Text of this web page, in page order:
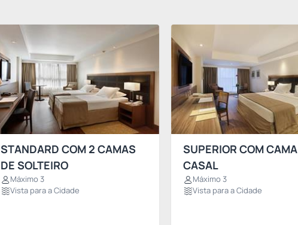
STANDARD COM 2 CAMAS
DE SOLTEIRO
Máximo 3
Vista para a Cidade
SUPERIOR COM CAMA
CASAL
Máximo 3
Vista para a Cidade